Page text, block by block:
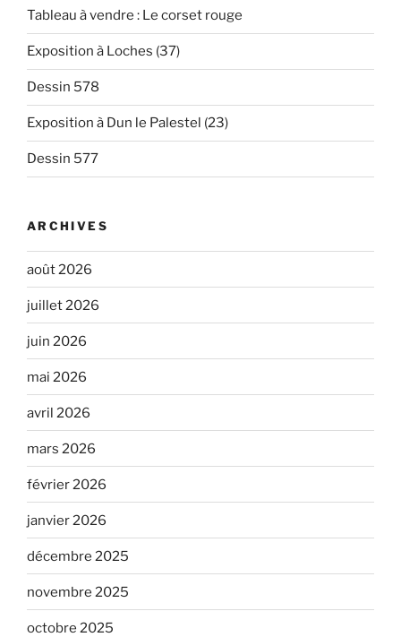
Tableau à vendre : Le corset rouge
Exposition à Loches (37)
Dessin 578
Exposition à Dun le Palestel (23)
Dessin 577
ARCHIVES
août 2026
juillet 2026
juin 2026
mai 2026
avril 2026
mars 2026
février 2026
janvier 2026
décembre 2025
novembre 2025
octobre 2025